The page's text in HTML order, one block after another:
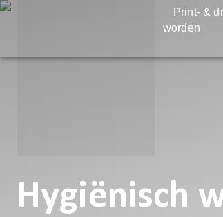
Print- &
worden
Hygiënisch